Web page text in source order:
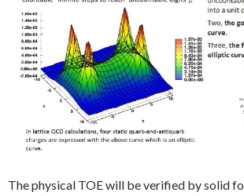
The physical TOE will be verified by solid